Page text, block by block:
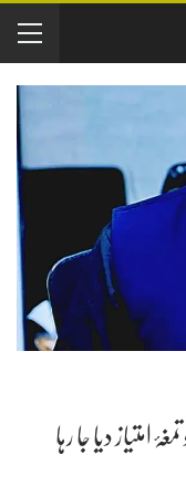
امتیاز دیا جا رہا